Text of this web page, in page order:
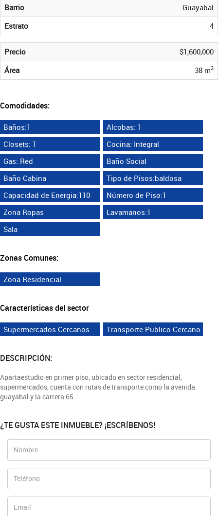
Barrio
Guayabal
Estrato
4
Precio
$1,600,000
Área
38 m2
Comodidades:
Baños:1
Alcobas: 1
Closets: 1
Cocina: Integral
Gas: Red
Baño Social
Baño Cabina
Tipo de Pisos:baldosa
Capacidad de Energia:110
Número de Piso:1
Zona Ropas
Lavamanos:1
Sala
Zonas Comunes:
Zona Residencial
Características del sector
Supermercados Cercanos Transporte Publico Cercano
DESCRIPCIÓN:
Apartaestudio en primer piso, ubicado en sector residencial,
supermercados, cuenta con rutas de transporte como la avenida
guayabal y la carrera 65.
¿TE GUSTA ESTE INMUEBLE? ¡ESCRÍBENOS!